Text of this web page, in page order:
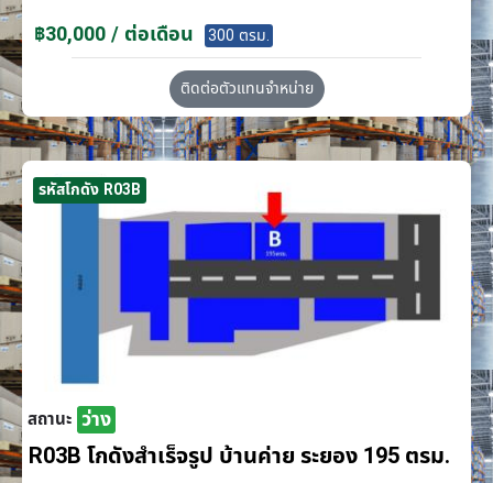
฿30,000 / ต่อเดือน 300 ตรม.
ติดต่อตัวแทนจำหน่าย
รหัสโกดัง R03B
สถานะ ว่าง
R03B โกดังสำเร็จรูป บ้านค่าย ระยอง 195 ตรม.